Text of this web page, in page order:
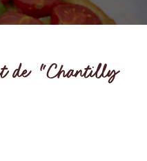
de “Chantilly